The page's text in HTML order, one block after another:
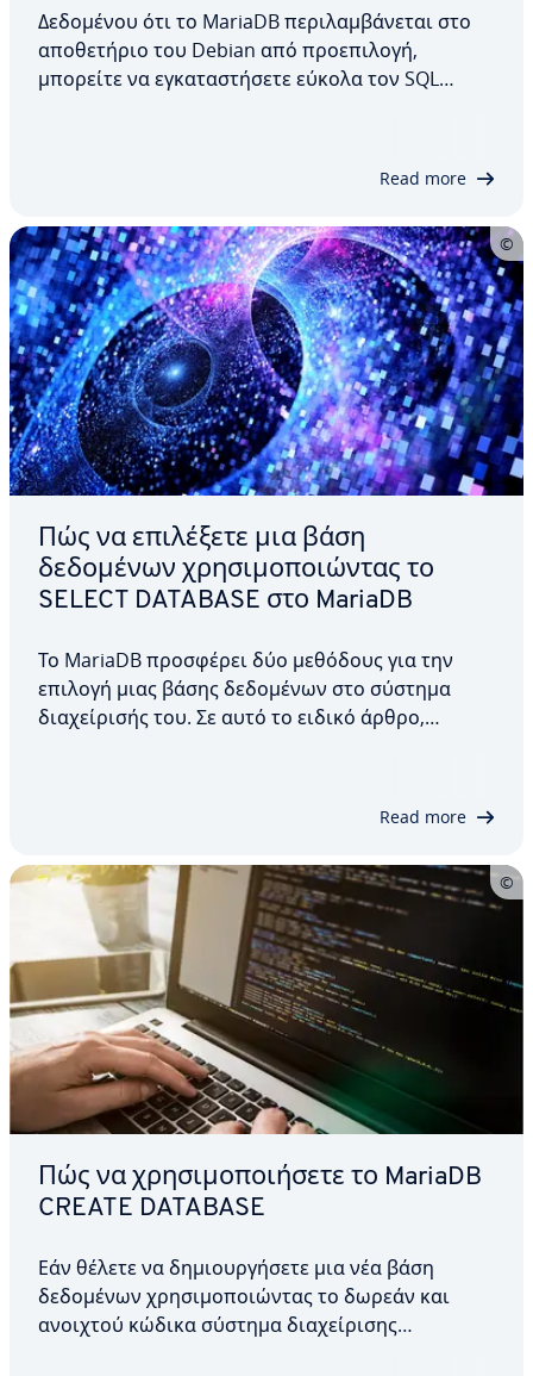
Δεδομένου ότι το MariaDB περιλαμβάνεται στο
αποθετήριο του Debian από προεπιλογή,
μπορείτε να εγκαταστήσετε εύκολα τον SQL
διαμορφώσετε το λογισμικό στη συνέχεια και
Read more
Πώς να επιλέξετε μια βάση
δεδομένων χρησιμοποιώντας το
SELECT DATABASE στο MariaDB
Το MariaDB προσφέρει δύο μεθόδους για την
επιλογή μιας βάσης δεδομένων στο σύστημα
διαχείρισής του. Σε αυτό το ειδικό άρθρο,
Read more
Πώς να χρησιμοποιήσετε το MariaDB
CREATE DATABASE
Εάν θέλετε να δημιουργήσετε μια νέα βάση
δεδομένων χρησιμοποιώντας το δωρεάν και
ανοιχτού κώδικα σύστημα διαχείρισης